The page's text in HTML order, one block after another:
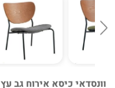
וונסדאי כיסא אירוח גב עץ